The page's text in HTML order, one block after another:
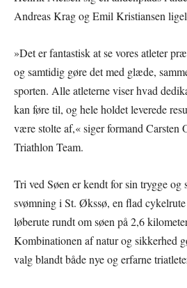
Andreas Krag og Emil Kristiansen
»Det er fantastisk at se vores atleter
og samtidig gøre det med glæde,
sporten. Alle atleterne viser hvad
kan føre til, og hele holdet leverede
være stolte af,« siger formand Carsten
Triathlon Team.
Tri ved Søen er kendt for sin trygge og
svømning i St. Økssø, en flad
løberute rundt om søen på 2,6
Kombinationen af natur og sikkerhed
valg blandt både nye og erfarne